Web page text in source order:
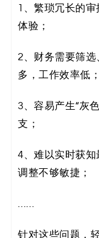
_
代
例
白
书
1、繁琐冗长的
体验；
2、财务需要筛
多，工作效率低；
3、容易产生“灰
支；
4、难以实时获知
调整不够敏捷；
……
针对这些问题，